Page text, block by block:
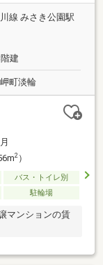
線 みさき公園駅
建
町淡輪
2）
バス・トイレ別
駐輪場
マンションの賃